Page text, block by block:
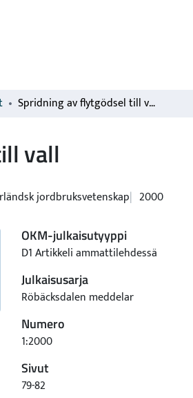
Spridning av flytgödsel till vall
vall
jordbruksvetenskap 2000
OKM-julkaisutyyppi
D1 Artikkeli ammattilehdessä
Julkaisusarja
Röbäcksdalen meddelar
Numero
1:2000
Sivut
79-82